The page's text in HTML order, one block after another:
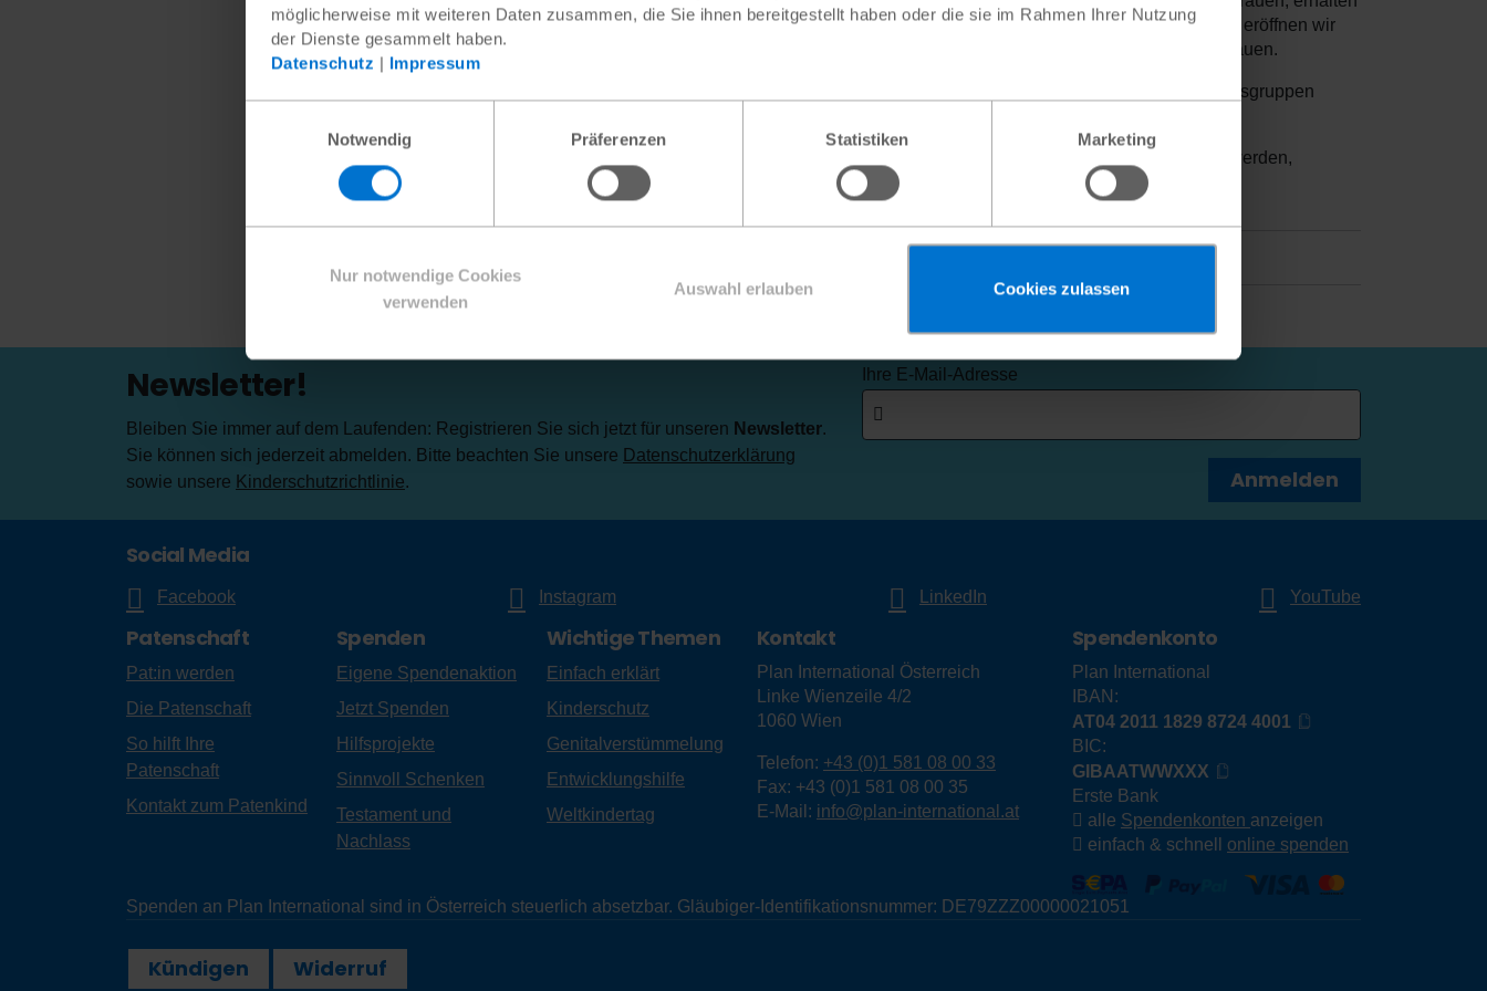
möglicherweise mit weiteren Daten zusammen, die Sie ihnen bereitgestellt haben oder die sie im Rahmen Ihrer Nutzung
der Dienste gesammelt haben.
Datenschutz | Impressum
Notwendig
Präferenzen Statistiken Marketing
Nur notwendige Cookies
verwenden
Auswahl erlauben Cookies zulassen
Zugang zu praxisnahen Berufsausbildungen im Kaffeesektor. Mit gezielten Trainings und Startpaketen eröffnen wir
ihnen die Möglichkeit, eigenes Einkommen zu erwirtschaften und sich berufliche Perspektiven aufzubauen.
Darüber hinaus stärken wir die wirtschaftliche Unabhängigkeit in den Gemeinden: Spar- und Darlehensgruppen
Mit den Maßnahmen möchten Melitta und Plan dazu beitragen, dass Gemeinden widerstandsfähiger werden,
wirtschaftlich gestärkt sind und Frauen sowie junge Menschen neue Zukunftschancen erhalten.
Newsletter!
Bleiben Sie immer auf dem Laufenden: Registrieren Sie sich jetzt für unseren Newsletter.
Sie können sich jederzeit abmelden. Bitte beachten Sie unsere Datenschutzerklärung
sowie unsere Kinderschutzrichtlinie.
Ihre E-Mail-Adresse
Anmelden
Social Media
Facebook Instagram LinkedIn YouTube
Patenschaft
Pat:in werden
Die Patenschaft
So hilft Ihre
Patenschaft
Kontakt zum Patenkind
Spenden
Eigene Spendenaktion
Jetzt Spenden
Hilfsprojekte
Sinnvoll Schenken
Testament und
Nachlass
Wichtige Themen
Einfach erklärt
Kinderschutz
Genitalverstümmelung
Entwicklungshilfe
Weltkindertag
Kontakt
Plan International Österreich
Linke Wienzeile 4/2
1060 Wien
Telefon: +43 (0)1 581 08 00 33
Fax: +43 (0)1 581 08 00 35
E-Mail: info@plan-international.at
Spendenkonto
Plan International
IBAN:
AT04 2011 1829 8724 4001
BIC:
GIBAATWWXXX
Erste Bank
alle Spendenkonten anzeigen
einfach & schnell online spenden
Spenden an Plan International sind in Österreich steuerlich absetzbar. Gläubiger-Identifikationsnummer: DE79ZZZ00000021051
Kündigen Widerruf